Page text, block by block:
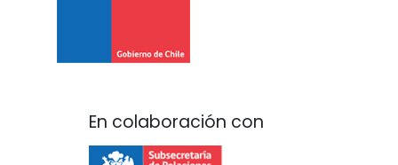
En colaboración con